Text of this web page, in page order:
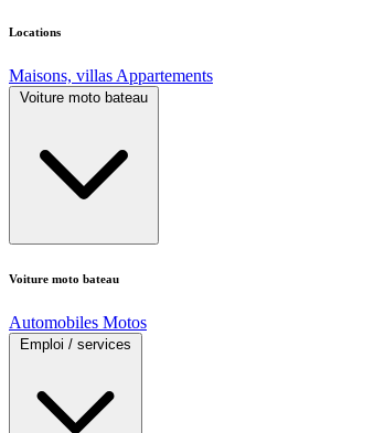
Locations
Maisons, villas Appartements
Voiture moto bateau
Voiture moto bateau
Automobiles Motos
Emploi / services